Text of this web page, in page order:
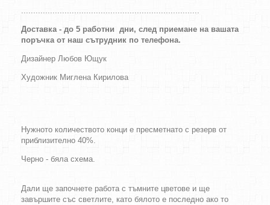
..........................................................................
Доставка - до 5 работни дни, след приемане на вашата
поръчка от наш сътрудник по телефона.
Дизайнер Любов Ющук
Художник Миглена Кирилова
Нужното количеството конци е пресметнато с резерв от
приблизително 40%.
Черно - бяла схема.
Дали ще започнете работа с тъмните цветове и ще
завършите със светлите, като бялото е последно ако то